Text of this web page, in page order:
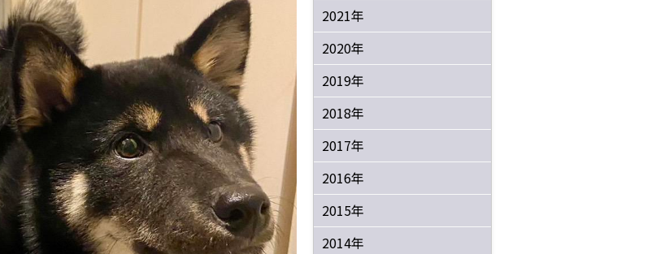
2021年
2020年
2019年
2018年
2017年
2016年
2015年
2014年